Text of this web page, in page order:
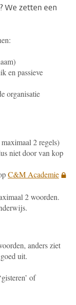
We zetten een
en passieve
organisatie
2 regels)
niet door van kop
C&M Academie
2 woorden.
anders ziet
uit.
of